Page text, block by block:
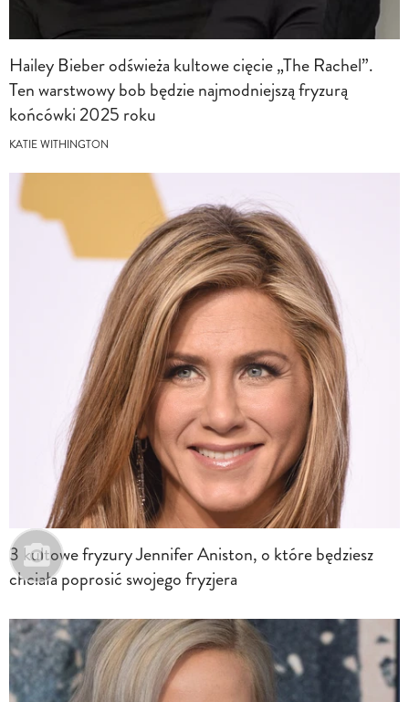
Hailey Bieber odświeża kultowe cięcie „The Rachel”.
Ten warstwowy bob będzie najmodniejszą fryzurą
końcówki 2025 roku
KATIE WITHINGTON
3 kultowe fryzury Jennifer Aniston, o które będziesz
chciała poprosić swojego fryzjera